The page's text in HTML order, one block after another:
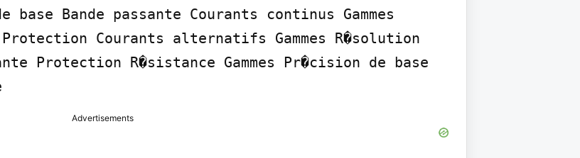
base Bande passante Courants continus Gammes
Courants alternatifs Gammes R�solution
Protection R�sistance Gammes Pr�cision de base
Advertisements